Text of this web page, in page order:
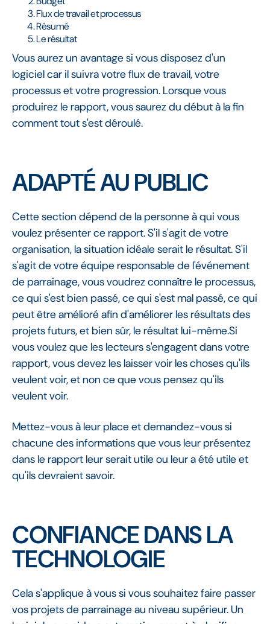
Flux de travail et processus
Résumé
Le résultat
Vous aurez un avantage si vous disposez d'un
logiciel car il suivra votre flux de travail, votre
processus et votre progression. Lorsque vous
produirez le rapport, vous saurez du début à la fin
comment tout s'est déroulé.
ADAPTÉ AU PUBLIC
Cette section dépend de la personne à qui vous
voulez présenter ce rapport. S'il s'agit de votre
organisation, la situation idéale serait le résultat. S'il
s'agit de votre équipe responsable de l'événement
de parrainage, vous voudrez connaître le processus,
ce qui s'est bien passé, ce qui s'est mal passé, ce qui
peut être amélioré afin d'améliorer les résultats des
projets futurs, et bien sûr, le résultat lui-même.Si
vous voulez que les lecteurs s'engagent dans votre
rapport, vous devez les laisser voir les choses qu'ils
veulent voir, et non ce que vous pensez qu'ils
veulent voir.
Mettez-vous à leur place et demandez-vous si
chacune des informations que vous leur présentez
dans le rapport leur serait utile ou leur a été utile et
qu'ils devraient savoir.
CONFIANCE DANS LA
TECHNOLOGIE
Cela s'applique à vous si vous souhaitez faire passer
vos projets de parrainage au niveau supérieur. Un